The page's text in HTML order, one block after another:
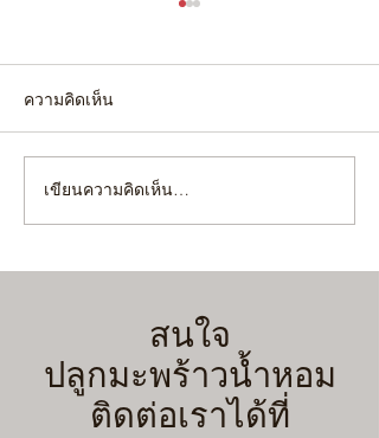
4 เทคนิคขั้นตอน เตรียม
สวนมะพร้าวน้ำหอมรับฝน
ฉบับคนขี้เกียจแต่ได้ผลจริง!
ความคิดเห็น
เขียนความคิดเห็น…
สนใจ
ปลูกมะพร้าวน้ำหอม
ติดต่อเราได้ที่